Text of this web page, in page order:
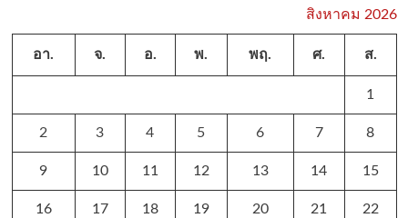
สิงหาคม 2026
อา. จ. อ. พ. พฤ. ศ. ส.
1
2 3 4 5 6 7 8
9 10 11 12 13 14 15
16 17 18 19 20 21 22